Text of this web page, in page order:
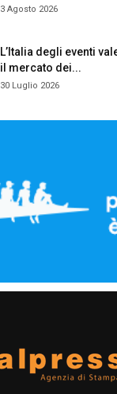
3 Agosto 2026
L’Italia degli eventi
il mercato dei...
30 Luglio 2026